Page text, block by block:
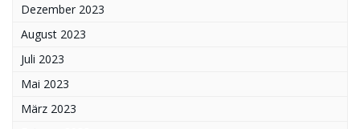
Dezember 2023
August 2023
Juli 2023
Mai 2023
März 2023